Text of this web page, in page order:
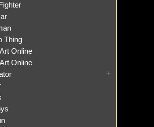
Thing
Online
Online